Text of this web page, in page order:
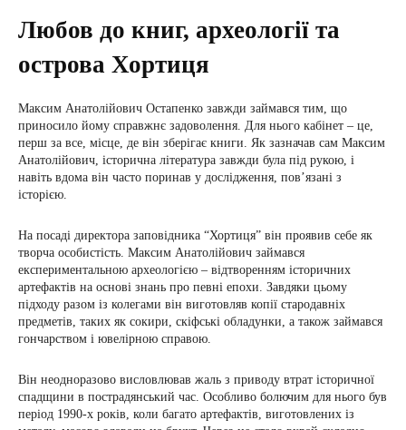
Любов до книг, археології та
острова Хортиця
Максим Анатолійович Остапенко завжди займався тим, що
приносило йому справжнє задоволення. Для нього кабінет – це,
перш за все, місце, де він зберігає книги. Як зазначав сам Максим
Анатолійович, історична література завжди була під рукою, і
навіть вдома він часто поринав у дослідження, пов’язані з
історією.
На посаді директора заповідника “Хортиця” він проявив себе як
творча особистість. Максим Анатолійович займався
експериментальною археологією – відтворенням історичних
артефактів на основі знань про певні епохи. Завдяки цьому
підходу разом із колегами він виготовляв копії стародавніх
предметів, таких як сокири, скіфські обладунки, а також займався
гончарством і ювелірною справою.
Він неодноразово висловлював жаль з приводу втрат історичної
спадщини в пострадянський час. Особливо болючим для нього був
період 1990-х років, коли багато артефактів, виготовлених із